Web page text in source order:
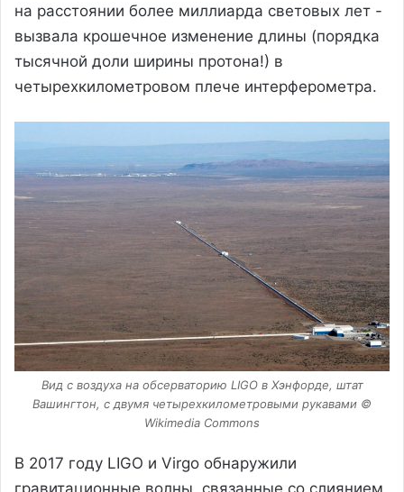
на расстоянии более миллиарда световых лет -
вызвала крошечное изменение длины (порядка
тысячной доли ширины протона!) в
четырехкилометровом плече интерферометра.
Вид с воздуха на обсерваторию LIGO в Хэнфорде, штат
Вашингтон, с двумя четырехкилометровыми рукавами ©
Wikimedia Commons
В 2017 году LIGO и Virgo обнаружили